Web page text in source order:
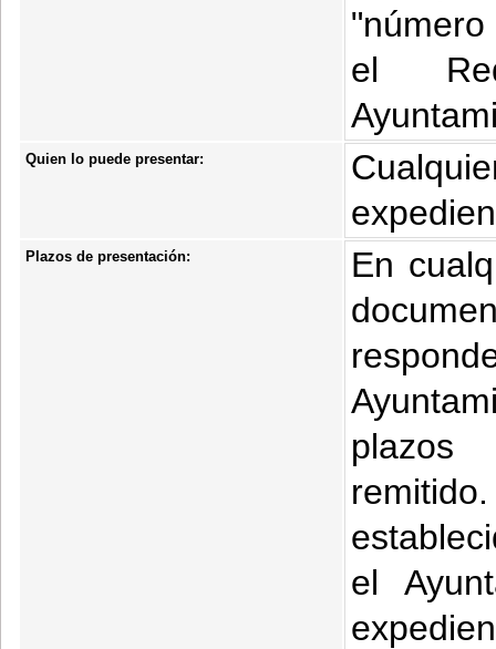
el
Quien lo puede presentar:
Plazos de presentación:
En
plazos
el